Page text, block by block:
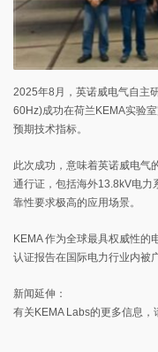
2025年8月，英诺威电气自主
60Hz)成功在荷兰KEMA实验
预期技术指标。
此次成功，意味着英诺威电气
通行证，包括海外13.8kV电力
靠性要求极高的应用场景。
KEMA 作为全球最具权威性的
认证报告在国际电力行业内被
新闻延伸：
有关KEMA Labs的更多信息